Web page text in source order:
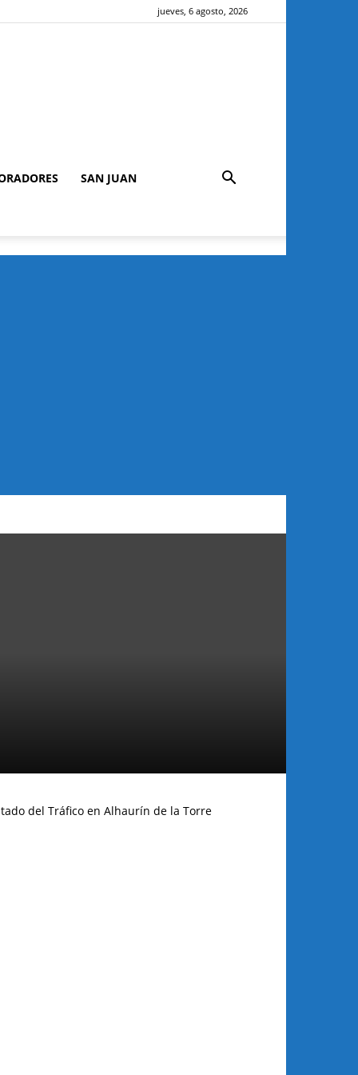
jueves, 6 agosto, 2026
SAN JUAN
del Tráfico en Alhaurín de la Torre